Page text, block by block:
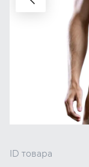
ID товара